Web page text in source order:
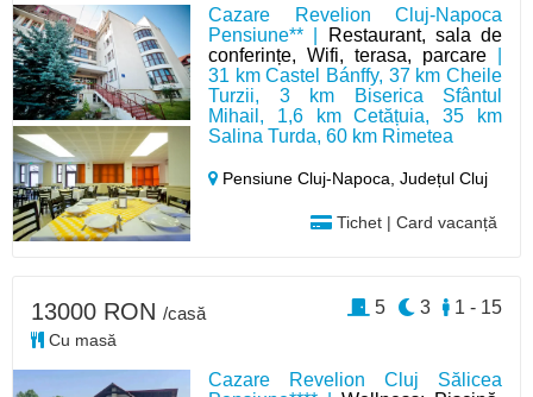
Cazare Revelion Cluj-Napoca
Pensiune** |
Restaurant, sala de
conferințe, Wifi, terasa, parcare
31 km Castel Bánffy, 37 km Cheile
Turzii, 3 km Biserica Sfântul
Mihail, 1,6 km Cetățuia, 35 km
Salina Turda, 60 km Rimetea
Pensiune Cluj-Napoca,Județul Cluj
Tichet | Card vacanță
Cazare Revelion Cluj Sălicea
13000 RON /casă
Cu masă
1 - 15
3
5